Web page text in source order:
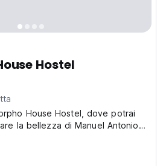
Hostel
House Hostel, dove potrai
la bellezza di Manuel Antonio
e invitante.